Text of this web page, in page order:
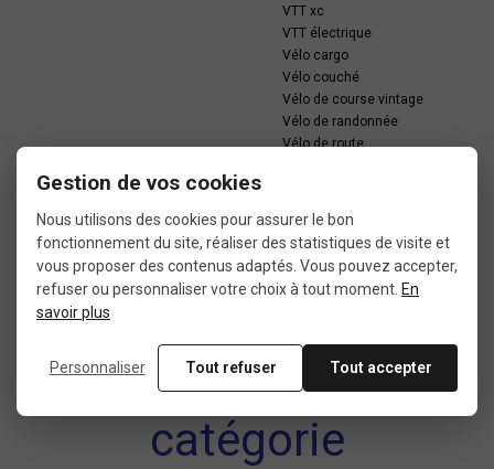
VTT xc
VTT électrique
Vélo cargo
Vélo couché
Vélo de course vintage
Vélo de randonnée
Vélo de route
Vélo électrique
Dans la même
catégorie
Gestion de vos cookies
Nous utilisons des cookies pour assurer le bon
fonctionnement du site, réaliser des statistiques de visite et
vous proposer des contenus adaptés. Vous pouvez accepter,
refuser ou personnaliser votre choix à tout moment. En
savoir plus
Personnaliser Tout refuser Tout accepter